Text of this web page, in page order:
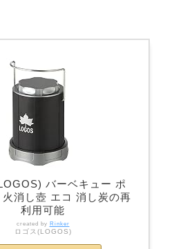
バーベキュー ポ
火消し壺 エコ 消し炭の再
利用可能
created by Rinker
ロゴス(LOGOS)